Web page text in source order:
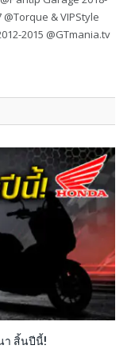
& VIPStyle
2015 @GTmania.tv
า สิ้นปีนี้!